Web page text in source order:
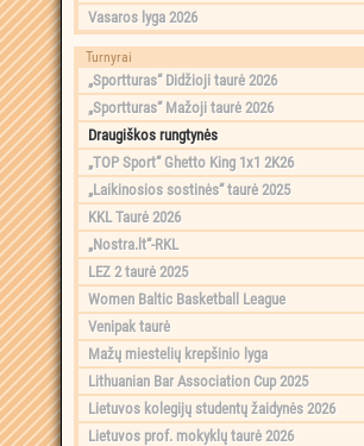
Vasaros lyga 2026
Turnyrai
„Sportturas“ Didžioji taurė 2026
„Sportturas“ Mažoji taurė 2026
Draugiškos rungtynės
„TOP Sport“ Ghetto King 1x1 2K26
„Laikinosios sostinės“ taurė 2025
KKL Taurė 2026
„Nostra.lt“-RKL
LEZ 2 taurė 2025
Women Baltic Basketball League
Venipak taurė
Mažų miestelių krepšinio lyga
Lithuanian Bar Association Cup 2025
Lietuvos kolegijų studentų žaidynės 2026
Lietuvos prof. mokyklų taurė 2026